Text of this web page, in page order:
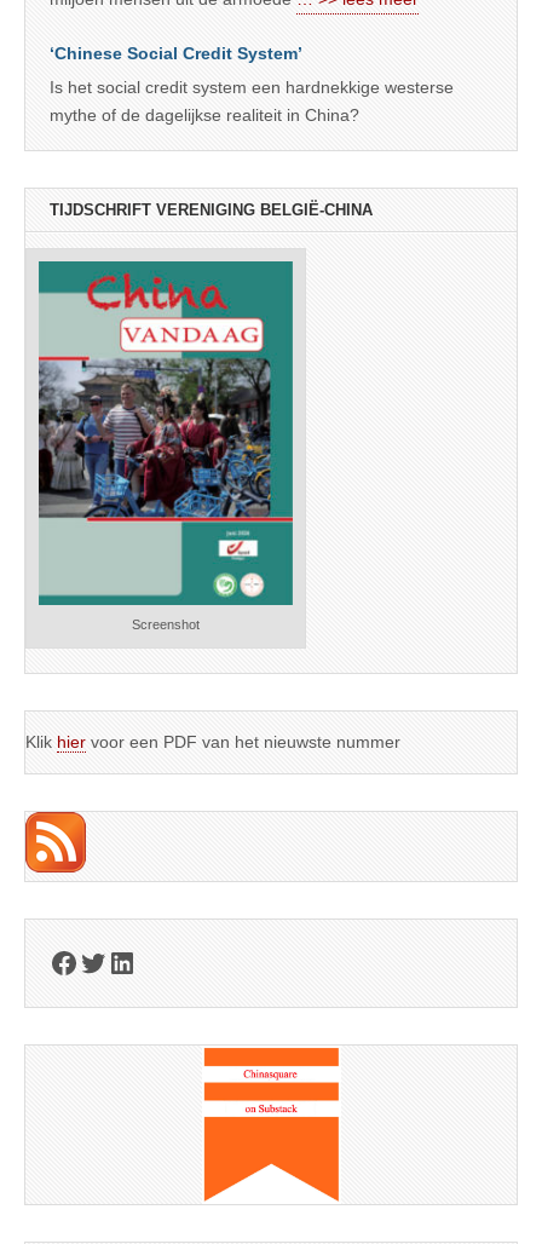
‘Chinese Social Credit System’
Is het social credit system een hardnekkige westerse
mythe of de dagelijkse realiteit in China?
TIJDSCHRIFT VERENIGING BELGIË-CHINA
Screenshot
Klik hier voor een PDF van het nieuwste nummer
Facebook
Twitter
LinkedIn